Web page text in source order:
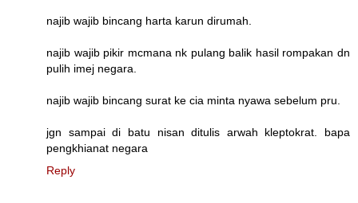
najib wajib bincang harta karun dirumah.
najib wajib pikir mcmana nk pulang balik hasil rompakan dn
pulih imej negara.
najib wajib bincang surat ke cia minta nyawa sebelum pru.
jgn sampai di batu nisan ditulis arwah kleptokrat. bapa
pengkhianat negara
Reply